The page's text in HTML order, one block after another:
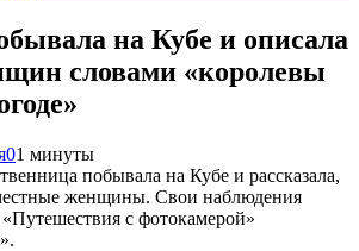
на Кубе и описала
словами «королевы
01 минуты
побывала на Кубе и рассказала,
женщины. Свои наблюдения
с фотокамерой»